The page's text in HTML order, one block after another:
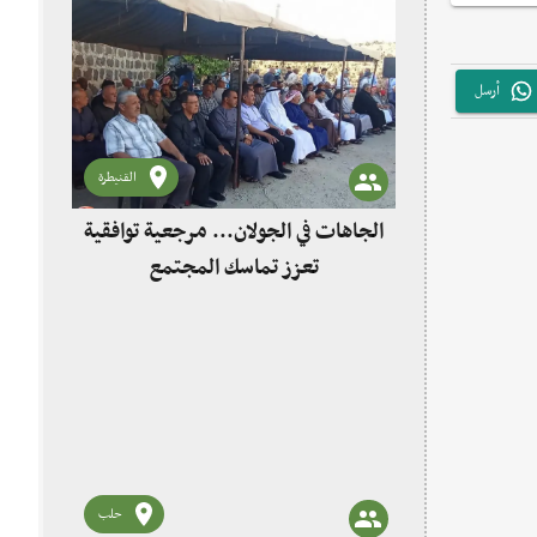
أرسل
القنيطرة
الجاهات في الجولان... مرجعية توافقية
تعزز تماسك المجتمع
حلب